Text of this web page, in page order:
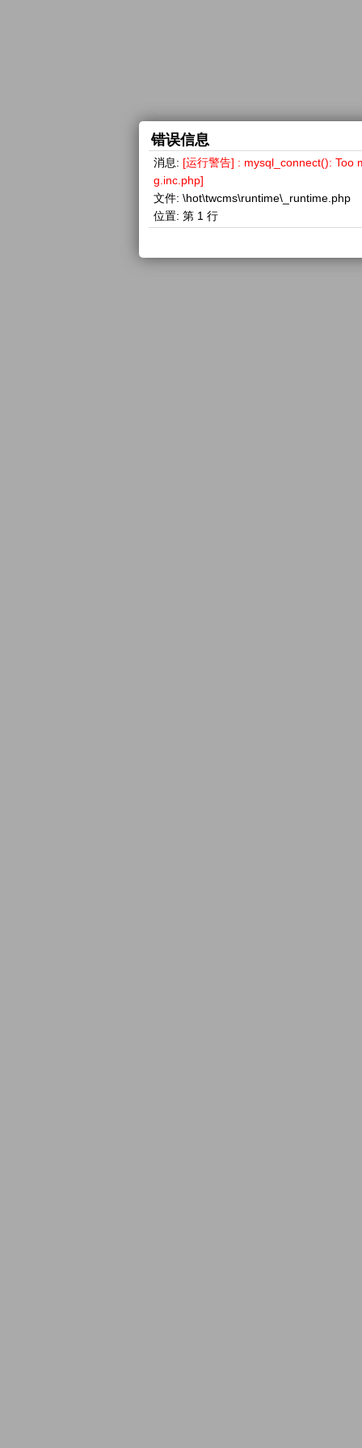
错误信息
消息: [运行警告] : mysql_connect(): Too
g.inc.php]
文件: \hot\twcms\runtime\_runtime.php
位置: 第 1 行